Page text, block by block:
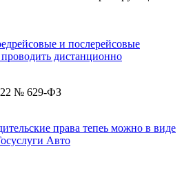
и послерейсовые
дистанционно
№ 629-ФЗ
права тепеь можно в виде
Авто